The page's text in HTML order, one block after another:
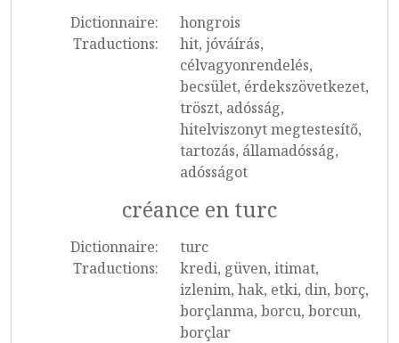
Dictionnaire:
hongrois
Traductions:
hit, jóváírás,
célvagyonrendelés,
becsület, érdekszövetkezet,
tröszt, adósság,
hitelviszonyt megtestesítő,
tartozás, államadósság,
adósságot
créance en turc
Dictionnaire:
turc
Traductions:
kredi, güven, itimat,
izlenim, hak, etki, din, borç,
borçlanma, borcu, borcun,
borçlar